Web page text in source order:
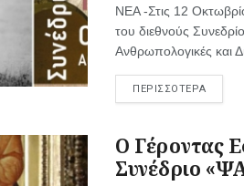
ΝΕΑ -Στις 12
του διεθνούς
Ανθρωπολογικές και
ΠΕΡΙΣΣΟΤΕΡΑ
Ο Γέροντας
Συνέδριο